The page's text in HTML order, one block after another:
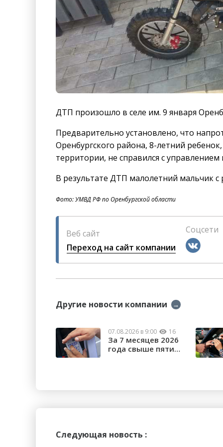
ДТП произошло в селе им. 9 января
Предварительно установлено, что
Оренбургского района, 8-летний
территории, не справился с
В результате ДТП малолетний мальчик
Фото: УМВД РФ по Оренбургской области
Веб сайт
Переход на сайт компании
Соцсети
Другие новости компании →
07.08.2026 в 9:00 16
За 7 месяцев 2026
года свыше пяти
Следующая новость :